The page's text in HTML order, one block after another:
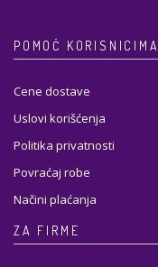
POMOĆ KORISNICIMA
Cene dostave
Uslovi korišćenja
Politika privatnosti
Povraćaj robe
Načini plaćanja
ZA FIRME